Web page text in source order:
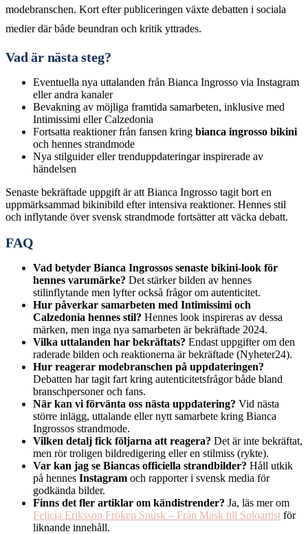
modebranschen. Kort efter publiceringen växte debatten i sociala
medier där både beundran och kritik yttrades.
Vad är nästa steg?
Eventuella nya uttalanden från Bianca Ingrosso via Instagram
eller andra kanaler
Bevakning av möjliga framtida samarbeten, inklusive med
Intimissimi eller Calzedonia
Fortsatta reaktioner från fansen kring bianca ingrosso bikini
och hennes strandmode
Nya stilguider eller trenduppdateringar inspirerade av
händelsen
Senaste bekräftade uppgift är att Bianca Ingrosso tagit bort en
uppmärksammad bikinibild efter intensiva reaktioner. Hennes stil
och inflytande över svensk strandmode fortsätter att väcka debatt.
FAQ
Vad betyder Bianca Ingrossos senaste bikini-look för
hennes varumärke? Det stärker bilden av hennes
stilinflytande men lyfter också frågor om autenticitet.
Hur påverkar samarbeten med Intimissimi och
Calzedonia hennes stil? Hennes look inspireras av dessa
märken, men inga nya samarbeten är bekräftade 2024.
Vilka uttalanden har bekräftats? Endast uppgifter om den
raderade bilden och reaktionerna är bekräftade (Nyheter24).
Hur reagerar modebranschen på uppdateringen?
Debatten har tagit fart kring autenticitetsfrågor både bland
branschpersoner och fans.
När kan vi förvänta oss nästa uppdatering? Vid nästa
större inlägg, uttalande eller nytt samarbete kring Bianca
Ingrossos strandmode.
Vilken detalj fick följarna att reagera? Det är inte bekräftat,
men rör troligen bildredigering eller en stilmiss (rykte).
Var kan jag se Biancas officiella strandbilder? Håll utkik
på hennes Instagram och rapporter i svensk media för
godkända bilder.
Finns det fler artiklar om kändistrender? Ja, läs mer om
Felicia Eriksson Fröken Snusk – Från Mask till Soloartist för
liknande innehåll.